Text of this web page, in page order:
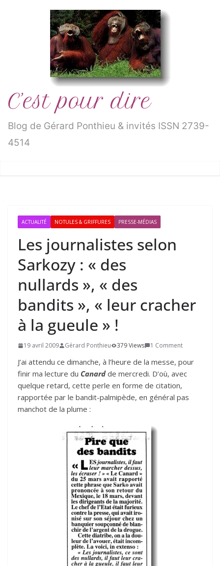
C’est pour dire
Blog de Gérard Ponthieu & invités ISSN 2739-
4514
ACTUALITÉ NOTULES & GRIFFURES PRESSE-MÉDIAS
Les journalistes selon
Sarkozy : « des
nullards », « des
bandits », « leur cracher
à la gueule » !
19 avril 2009 Gérard Ponthieu 379 Views 1 Comment
J’ai attendu ce dimanche, à l’heure de la messe, pour
finir ma lecture du Canardde mercredi. D’où, avec
quelque retard, cette perle en forme de citation,
rapportée par le bandit-palmipède, en général pas
manchot de la plume :